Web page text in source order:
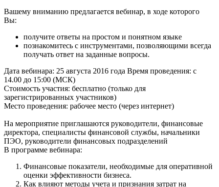
Вашему вниманию предлагается вебинар, в ходе которого
Вы:
получите ответы на простом и понятном языке
познакомитесь с инструментами, позволяющими всегда
получать ответ на заданные вопросы.
Дата вебинара: 25 августа 2016 года Время проведения: с
14.00 до 15:00 (МСК)
Стоимость участия: бесплатно (только для
зарегистрированных участников)
Место проведения: рабочее место (через интернет)
На мероприятие приглашаются руководители, финансовые
директора, специалисты финансовой службы, начальники
ПЭО, руководители финансовых подразделений
В программе вебинара:
Финансовые показатели, необходимые для оперативной
оценки эффективности бизнеса.
Как влияют методы учета и признания затрат на